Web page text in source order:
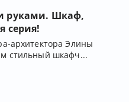
руками. Шкаф,
серия!
архитектора Элины
стильный шкафч...